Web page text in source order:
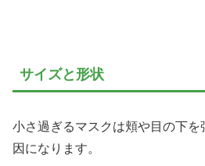
サイズと形状
小さ過ぎるマスクは頬や目の下
因になります。